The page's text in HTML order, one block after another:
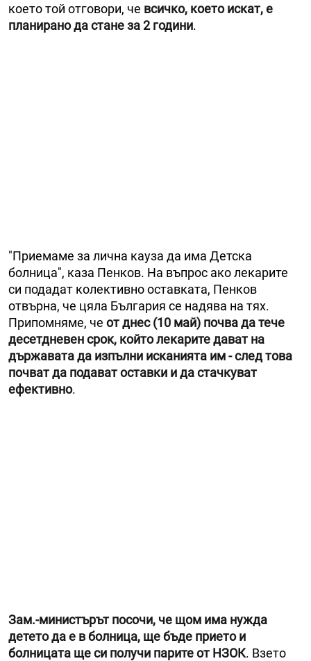
което той отговори, че всичко, което искат, е
планирано да стане за 2 години.
"Приемаме за лична кауза да има Детска
болница", каза Пенков. На въпрос ако лекарите
си подадат колективно оставката, Пенков
отвърна, че цяла България се надява на тях.
Припомняме, че от днес (10 май) почва да тече
десетдневен срок, който лекарите дават на
държавата да изпълни исканията им - след това
почват да подават оставки и да стачкуват
ефективно.
Зам.-министърът посочи, че щом има нужда
детето да е в болница, ще бъде прието и
болницата ще си получи парите от НЗОК. Взето